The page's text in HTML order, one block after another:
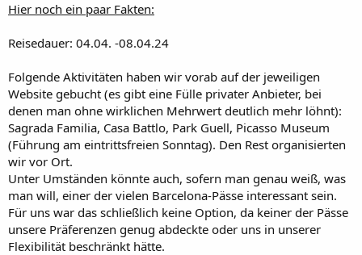
Hier noch ein paar Fakten:
Reisedauer: 04.04. -08.04.24
Folgende Aktivitäten haben wir vorab auf der jeweiligen
Website gebucht (es gibt eine Fülle privater Anbieter, bei
denen man ohne wirklichen Mehrwert deutlich mehr löhnt):
Sagrada Familia, Casa Battlo, Park Guell, Picasso Museum
(Führung am eintrittsfreien Sonntag). Den Rest organisierten
wir vor Ort.
Unter Umständen könnte auch, sofern man genau weiß, was
man will, einer der vielen Barcelona-Pässe interessant sein.
Für uns war das schließlich keine Option, da keiner der Pässe
unsere Präferenzen genug abdeckte oder uns in unserer
Flexibilität beschränkt hätte.